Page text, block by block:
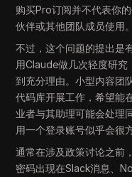
购买Pro订阅并不代表你
伙伴或其他团队成员使用。
不过，这个问题的提出是
用Claude做几次轻度研
到充分理由。小型内容团
代码库开展工作，希望能
业者与其助理可能会处理
用一个登录账号似乎会很
通常在涉及政策讨论之前
密码出现在Slack消息、